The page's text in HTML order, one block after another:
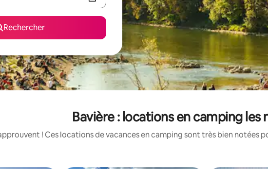
Rechercher
Bavière : locations en camping les
! Ces locations de vacances en camping sont très bien notées